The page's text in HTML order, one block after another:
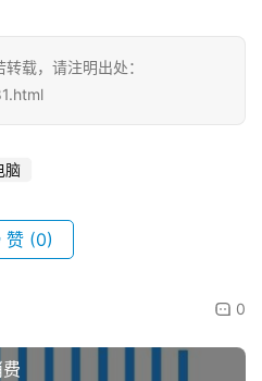
载，请注明出处：
脑
赞 (0)
0